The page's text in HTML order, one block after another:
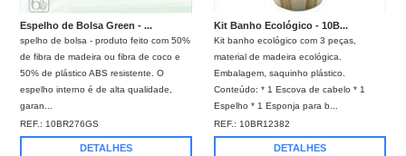
Espelho de Bolsa Green - ...
spelho de bolsa - produto feito com 50%
de fibra de madeira ou fibra de coco e
50% de plástico ABS resistente. O
espelho interno é de alta qualidade,
garan...
REF.: 10BR276GS
DETALHES
Kit Banho Ecológico - 10B...
Kit banho ecológico com 3 peças,
material de madeira ecológica.
Embalagem, saquinho plástico.
Conteúdo: * 1 Escova de cabelo * 1
Espelho * 1 Esponja para b...
REF.: 10BR12382
DETALHES